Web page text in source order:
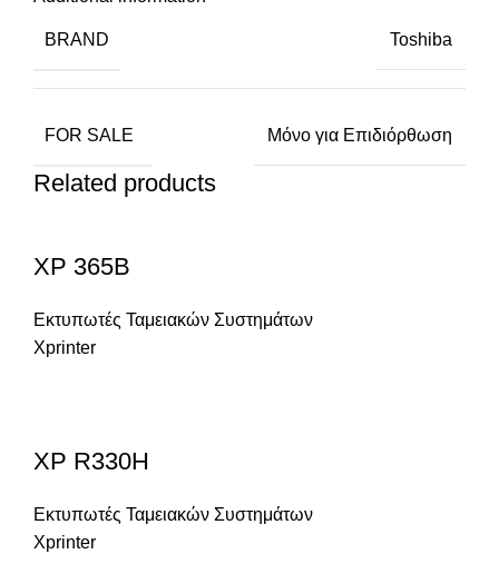
BRAND Toshiba
FOR SALE Μόνο για Επιδιόρθωση
Related products
XP 365B
Εκτυπωτές Ταμειακών Συστημάτων
Xprinter
XP R330H
Εκτυπωτές Ταμειακών Συστημάτων
Xprinter